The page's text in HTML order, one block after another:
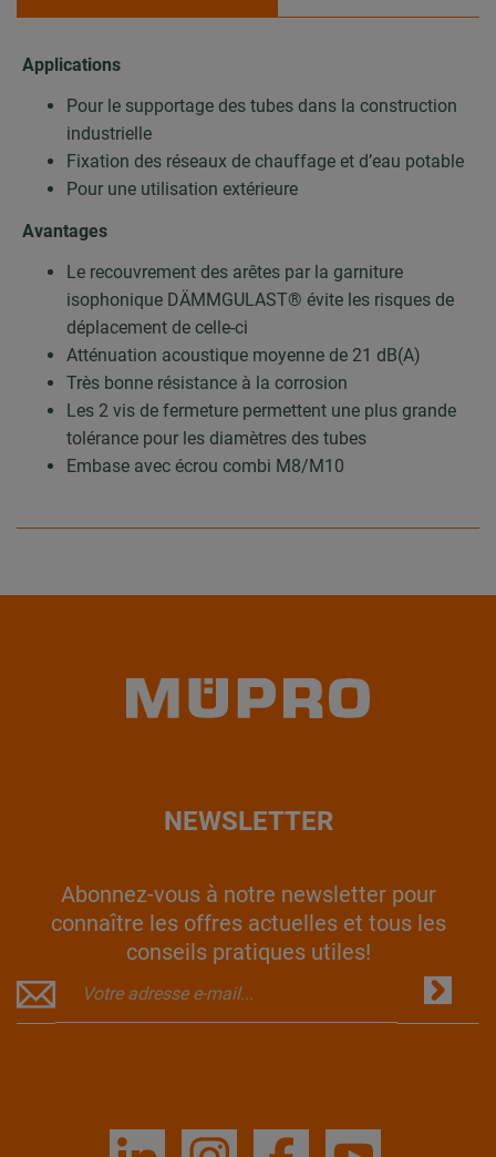
Applications
Pour le supportage des tubes dans la construction
industrielle
Fixation des réseaux de chauffage et d’eau potable
Pour une utilisation extérieure
Avantages
Le recouvrement des arêtes par la garniture
isophonique DÄMMGULAST® évite les risques de
déplacement de celle-ci
Atténuation acoustique moyenne de 21 dB(A)
Très bonne résistance à la corrosion
Les 2 vis de fermeture permettent une plus grande
tolérance pour les diamètres des tubes
Embase avec écrou combi M8/M10
NEWSLETTER
Abonnez-vous à notre newsletter pour
connaître les offres actuelles et tous les
conseils pratiques utiles!